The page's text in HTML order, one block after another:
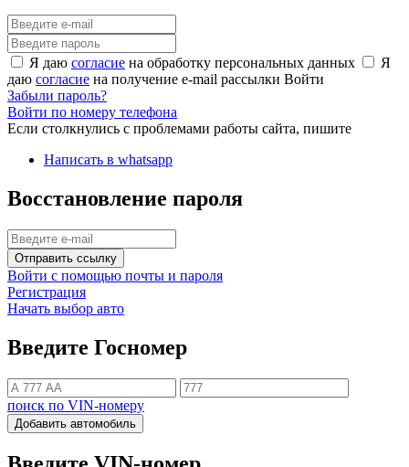
Я даю согласие на обработку персональных данных
Я
даю согласие на получение e-mail рассылки Войти
Забыли пароль?
Войти по номеру телефона
Если столкнулись с проблемами работы сайта, пишите
Написать в whatsapp
Восстановление пароля
Отправить ссылку
Войти с помощью почты и пароля
Регистрация
Начать выбор авто
Введите Госномер
поиск по VIN-номеру
Добавить автомобиль